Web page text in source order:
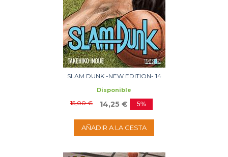
SLAM DUNK -NEW EDITION- 14
Disponible
15,00 € 14,25 € 5%
AÑADIR A LA CESTA